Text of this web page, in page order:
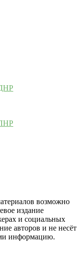
возможно
издание
и социальных
авторов и не несёт
информацию.